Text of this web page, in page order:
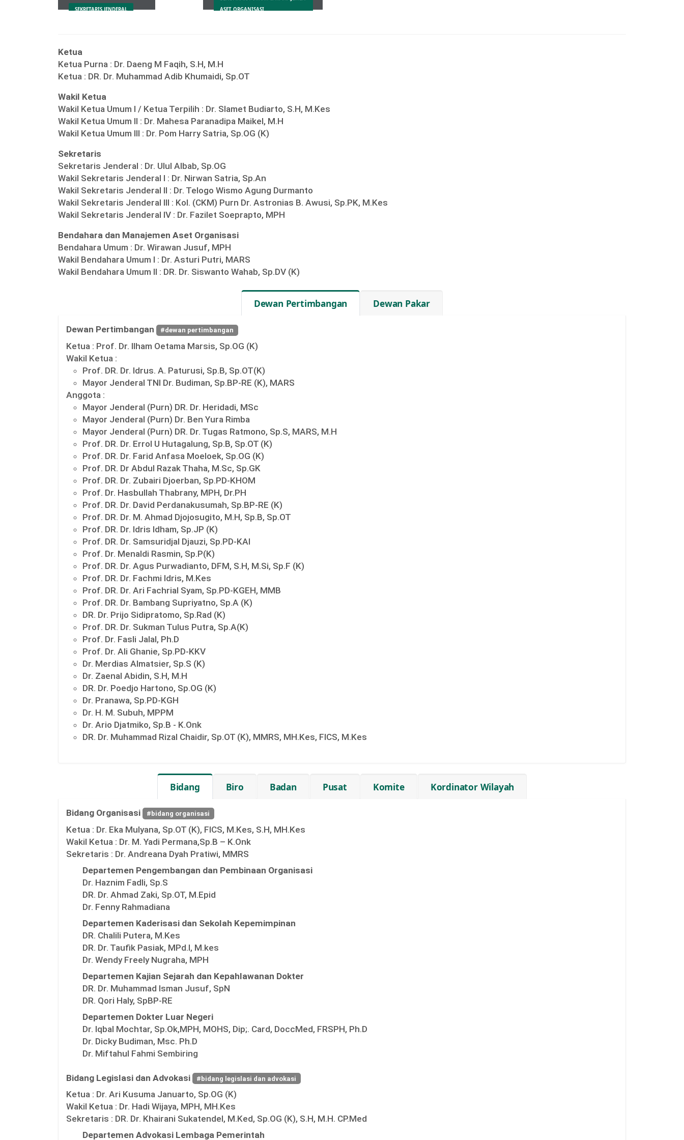
SEKRETARIS JENDERAL
ASET ORGANISASI
Ketua
Ketua Purna : Dr. Daeng M Faqih, S.H, M.H
Ketua : DR. Dr. Muhammad Adib Khumaidi, Sp.OT
Wakil Ketua
Wakil Ketua Umum I / Ketua Terpilih : Dr. Slamet Budiarto, S.H, M.Kes
Wakil Ketua Umum II : Dr. Mahesa Paranadipa Maikel, M.H
Wakil Ketua Umum III : Dr. Pom Harry Satria, Sp.OG (K)
Sekretaris
Sekretaris Jenderal : Dr. Ulul Albab, Sp.OG
Wakil Sekretaris Jenderal I : Dr. Nirwan Satria, Sp.An
Wakil Sekretaris Jenderal II : Dr. Telogo Wismo Agung Durmanto
Wakil Sekretaris Jenderal III : Kol. (CKM) Purn Dr. Astronias B. Awusi, Sp.PK, M.Kes
Wakil Sekretaris Jenderal IV : Dr. Fazilet Soeprapto, MPH
Bendahara dan Manajemen Aset Organisasi
Bendahara Umum : Dr. Wirawan Jusuf, MPH
Wakil Bendahara Umum I : Dr. Asturi Putri, MARS
Wakil Bendahara Umum II : DR. Dr. Siswanto Wahab, Sp.DV (K)
Dewan Pertimbangan Dewan Pakar
Dewan Pertimbangan #dewan pertimbangan
Ketua : Prof. Dr. Ilham Oetama Marsis, Sp.OG (K)
Wakil Ketua :
Prof. DR. Dr. Idrus. A. Paturusi, Sp.B, Sp.OT(K)
Mayor Jenderal TNI Dr. Budiman, Sp.BP-RE (K), MARS
Anggota :
Mayor Jenderal (Purn) DR. Dr. Heridadi, MSc
Mayor Jenderal (Purn) Dr. Ben Yura Rimba
Mayor Jenderal (Purn) DR. Dr. Tugas Ratmono, Sp.S, MARS, M.H
Prof. DR. Dr. Errol U Hutagalung, Sp.B, Sp.OT (K)
Prof. DR. Dr. Farid Anfasa Moeloek, Sp.OG (K)
Prof. DR. Dr Abdul Razak Thaha, M.Sc, Sp.GK
Prof. DR. Dr. Zubairi Djoerban, Sp.PD-KHOM
Prof. Dr. Hasbullah Thabrany, MPH, Dr.PH
Prof. DR. Dr. David Perdanakusumah, Sp.BP-RE (K)
Prof. DR. Dr. M. Ahmad Djojosugito, M.H, Sp.B, Sp.OT
Prof. DR. Dr. Idris Idham, Sp.JP (K)
Prof. DR. Dr. Samsuridjal Djauzi, Sp.PD-KAI
Prof. Dr. Menaldi Rasmin, Sp.P(K)
Prof. DR. Dr. Agus Purwadianto, DFM, S.H, M.Si, Sp.F (K)
Prof. DR. Dr. Fachmi Idris, M.Kes
Prof. DR. Dr. Ari Fachrial Syam, Sp.PD-KGEH, MMB
Prof. DR. Dr. Bambang Supriyatno, Sp.A (K)
DR. Dr. Prijo Sidipratomo, Sp.Rad (K)
Prof. DR. Dr. Sukman Tulus Putra, Sp.A(K)
Prof. Dr. Fasli Jalal, Ph.D
Prof. Dr. Ali Ghanie, Sp.PD-KKV
Dr. Merdias Almatsier, Sp.S (K)
Dr. Zaenal Abidin, S.H, M.H
DR. Dr. Poedjo Hartono, Sp.OG (K)
Dr. Pranawa, Sp.PD-KGH
Dr. H. M. Subuh, MPPM
Dr. Ario Djatmiko, Sp.B - K.Onk
DR. Dr. Muhammad Rizal Chaidir, Sp.OT (K), MMRS, MH.Kes, FICS, M.Kes
Bidang Biro Badan Pusat Komite Kordinator Wilayah
Bidang Organisasi #bidang organisasi
Ketua : Dr. Eka Mulyana, Sp.OT (K), FICS, M.Kes, S.H, MH.Kes
Wakil Ketua : Dr. M. Yadi Permana,Sp.B – K.Onk
Sekretaris : Dr. Andreana Dyah Pratiwi, MMRS
Departemen Pengembangan dan Pembinaan Organisasi
Dr. Haznim Fadli, Sp.S
DR. Dr. Ahmad Zaki, Sp.OT, M.Epid
Dr. Fenny Rahmadiana
Departemen Kaderisasi dan Sekolah Kepemimpinan
DR. Chalili Putera, M.Kes
DR. Dr. Taufik Pasiak, MPd.I, M.kes
Dr. Wendy Freely Nugraha, MPH
Departemen Kajian Sejarah dan Kepahlawanan Dokter
DR. Dr. Muhammad Isman Jusuf, SpN
DR. Qori Haly, SpBP-RE
Departemen Dokter Luar Negeri
Dr. Iqbal Mochtar, Sp.Ok,MPH, MOHS, Dip;. Card, DoccMed, FRSPH, Ph.D
Dr. Dicky Budiman, Msc. Ph.D
Dr. Miftahul Fahmi Sembiring
Bidang Legislasi dan Advokasi #bidang legislasi dan advokasi
Ketua : Dr. Ari Kusuma Januarto, Sp.OG (K)
Wakil Ketua : Dr. Hadi Wijaya, MPH, MH.Kes
Sekretaris : DR. Dr. Khairani Sukatendel, M.Ked, Sp.OG (K), S.H, M.H. CP.Med
Departemen Advokasi Lembaga Pemerintah